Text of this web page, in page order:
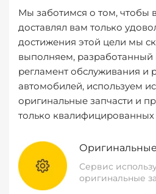
Мы заботимся о том, чтобы
доставлял вам только
достижения этой цели мы
выполняем, разработанный
регламент обслуживания и
автомобилей, используем
оригинальные запчасти и
только
Сервис
оригинальные